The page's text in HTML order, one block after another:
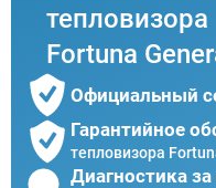
тепловизора
Fortuna
Официальный
Гарантийное
тепловизора
Диагностика